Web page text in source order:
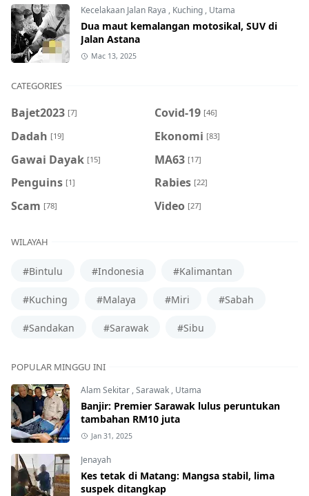
Kecelakaan Jalan Raya , Kuching , Utama
Dua maut kemalangan motosikal, SUV di
Jalan Astana
Mac 13, 2025
CATEGORIES
Bajet2023 [7] Covid-19 [46]
Dadah [19] Ekonomi [83]
Gawai Dayak [15] MA63 [17]
Penguins [1] Rabies [22]
Scam [78] Video [27]
WILAYAH
#Bintulu #Indonesia #Kalimantan
#Kuching #Malaya #Miri #Sabah
#Sandakan #Sarawak #Sibu
POPULAR MINGGU INI
Alam Sekitar ,Sarawak , Utama
Banjir: Premier Sarawak lulus peruntukan
tambahan RM10 juta
Jan 31, 2025
Jenayah
Kes tetak di Matang: Mangsa stabil, lima
suspek ditangkap